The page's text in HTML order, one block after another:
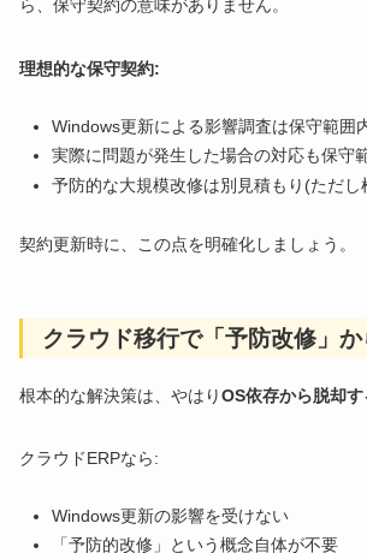
ら、保守契約の意味がありません。
理想的な保守契約:
Windows更新による影響調査は保守範囲
実際に問題が発生した場合の対応も保守
予防的な大規模改修は別見積もり(ただし
契約更新時に、この点を明確化しましょう。
クラウド移行で「予防改修」
根本的な解決策は、やはりOS依存から脱却す
クラウドERPなら:
Windows更新の影響を受けない
「予防的改修」という概念自体が不要